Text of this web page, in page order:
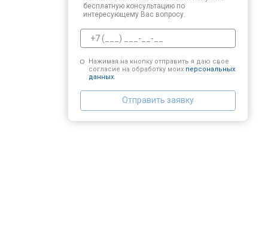
бесплатную консультацию по
интересующему Вас вопросу.
Нажимая на кнопку отправить я даю свое
согласие на обработку моих персональных
данных.
Отправить заявку